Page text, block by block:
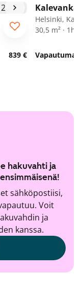
839 €
Helsinki,
30,5 m² ·
hakuvahti ja
sähköpostiisi,
Voit
ja
kanssa.